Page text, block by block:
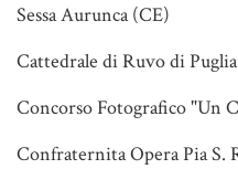
Sessa Aurunca (CE)
Cattedrale di Ruvo di Puglia
Concorso Fotografico "Un
Confraternita Opera Pia S.